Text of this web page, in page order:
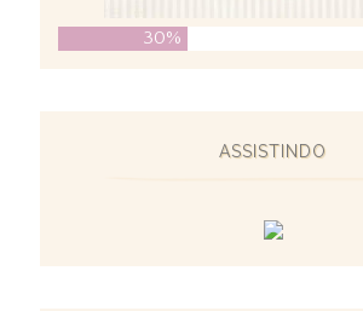
30%
ASSISTINDO